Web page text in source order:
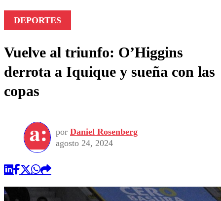
DEPORTES
Vuelve al triunfo: O’Higgins
derrota a Iquique y sueña con las
copas
por Daniel Rosenberg
agosto 24, 2024